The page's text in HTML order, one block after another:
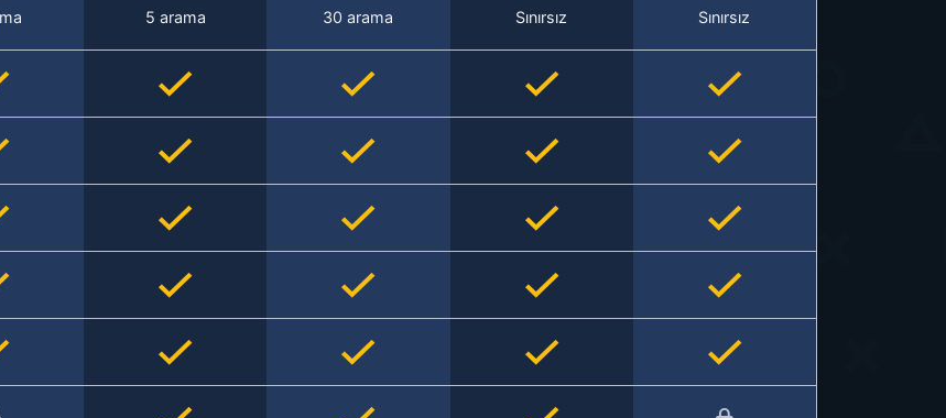
5 arama 30 arama Sınırsız Sınırsız